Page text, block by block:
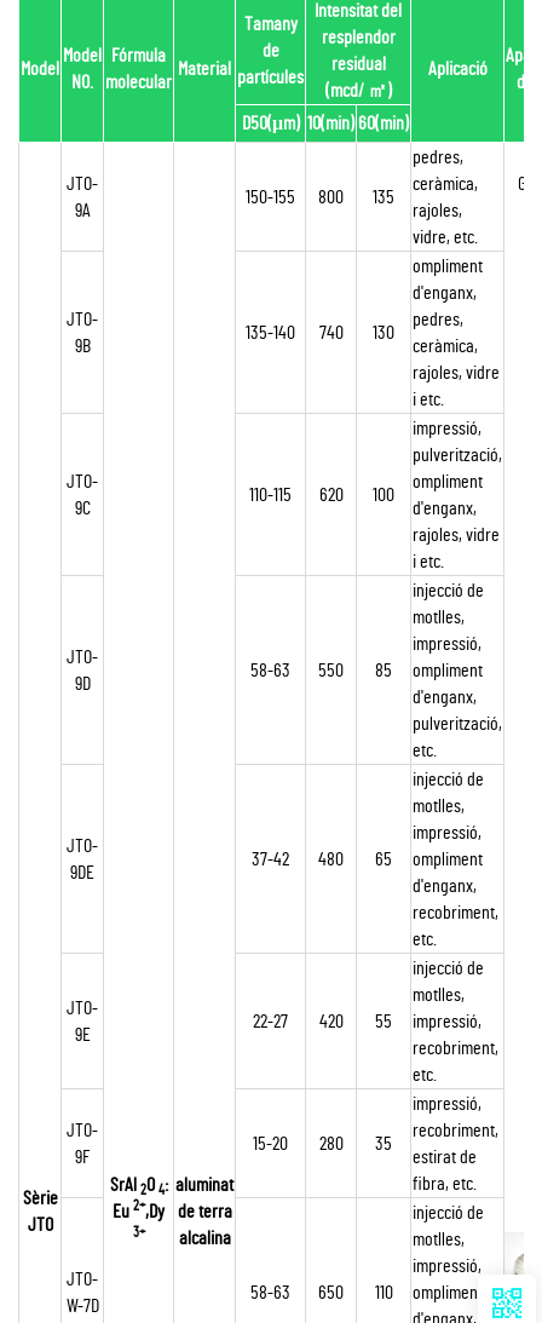
Model
Model
NO.
Fórmula
molecular
Material
Tamany
de
partícules
Intensitat del
resplendor
residual
(mcd/ ㎡)
Aplicació
D50(μm) 10(min)60(min)
Sèrie
JTO
JTO-
9A
SrAl 2O 4:
Eu 2+,Dy
3+
aluminat
de terra
alcalina
150-155 800 135
pedres,
ceràmica,
rajoles,
vidre, etc.
JTO-
9B
135-140 740 130
ompliment
d'enganx,
pedres,
ceràmica,
rajoles, vidre
i etc.
JTO-
9C
110-115 620 100
impressió,
pulverització,
ompliment
d'enganx,
rajoles, vidre
i etc.
JTO-
9D
58-63 550 85
injecció de
motlles,
impressió,
ompliment
d'enganx,
pulverització,
etc.
JTO-
9DE
37-42 480 65
injecció de
motlles,
impressió,
ompliment
d'enganx,
recobriment,
etc.
JTO-
9E
22-27 420 55
injecció de
motlles,
impressió,
recobriment,
etc.
JTO-
9F
15-20 280 35
impressió,
recobriment,
estirat de
fibra, etc.
JTO-
W-7D
58-63 650 110
injecció de
motlles,
impressió,
ompliment